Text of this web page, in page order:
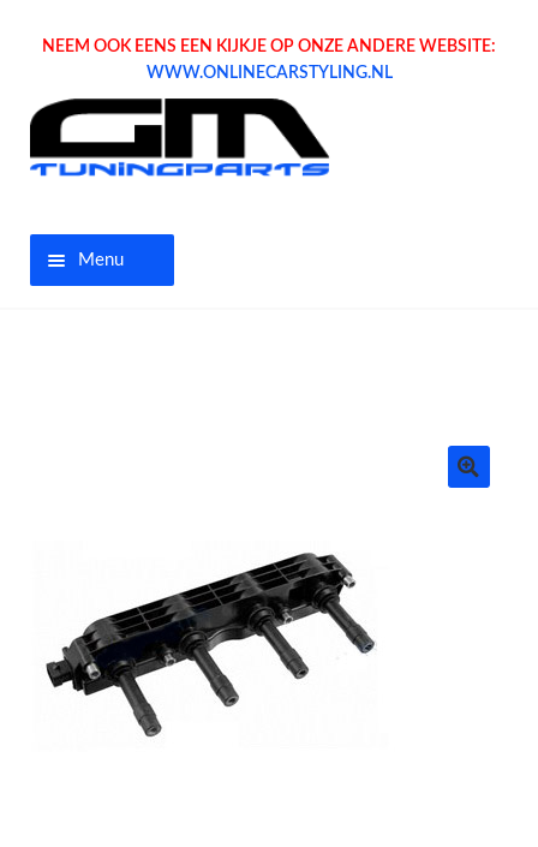
NEEM OOK EENS EEN KIJKJE OP ONZE ANDERE WEBSITE:
WWW.ONLINECARSTYLING.NL
Menu
OPC Line
Bedrijfswagen parts